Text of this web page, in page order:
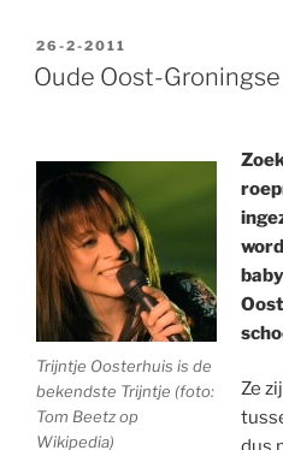
GEPLAATST
OP
26-2-2011
Oude Oost-
Trijntje Oosterhuis is de
bekendste Trijntje (foto:
Tom Beetz op
Wikipedia)
Ze